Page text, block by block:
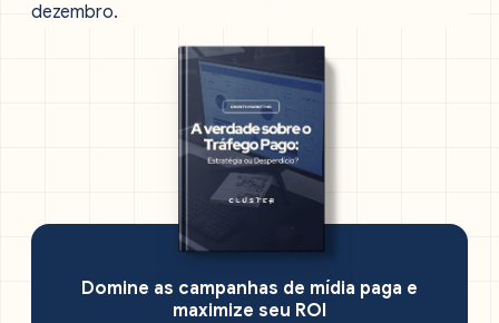
dezembro.
Domine as campanhas de mídia paga e
maximize seu ROI